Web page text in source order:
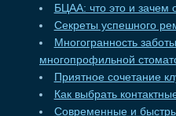
БЦАА: что это и зачем
Секреты успешного
Многогранность
многопрофильной
Приятное сочетание
Как выбрать
Современные и